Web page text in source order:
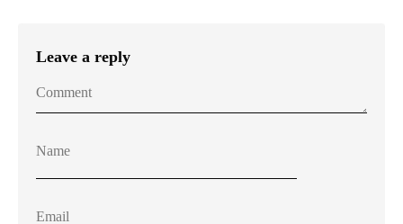
Leave a reply